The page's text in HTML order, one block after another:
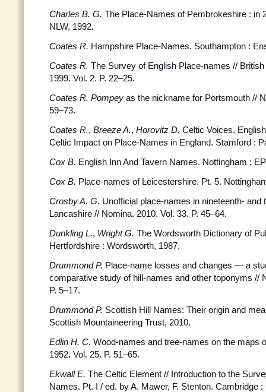
Charles B. G. The Place-Names of Pembrokeshire : in
NLW, 1992.
Coates R. Hampshire Place-Names. Southampton :
Coates R. The Survey of English Place-names //
1999. Vol. 2. P. 22–25.
Coates R. Pompey as the nickname for Portsmouth //
59–73.
Coates R., Breeze A., Horovitz D. Celtic Voices,
Celtic Impact on Place-Names in England. Stamford :
Cox B. English Inn And Tavern Names. Nottingham :
Cox B. Place-names of Leicestershire. Pt. 5.
Crosby A. G. Unofficial place-names in nineteenth- and
Lancashire // Nomina. 2010. Vol. 33. P. 45–64.
Dunkling L., Wright G. The Wordsworth Dictionary of
Hertfordshire : Wordsworth, 1987.
Drummond P. Place-name losses and changes — a
comparative study of hill-names and other toponyms //
P. 5–17.
Drummond P. Scottish Hill Names: Their origin and
Scottish Mountaineering Trust, 2010.
Edlin H. C. Wood-names and tree-names on the maps
1952. Vol. 25. P. 51–65.
Ekwall E. The Celtic Element // Introduction to the
Names. Pt. I / ed. by A. Mawer, F. Stenton. Cambridge :